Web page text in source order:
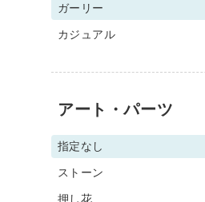
ガーリー
カジュアル
アート・パーツ
指定なし
ストーン
押し花